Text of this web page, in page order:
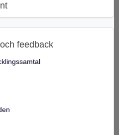
feedback